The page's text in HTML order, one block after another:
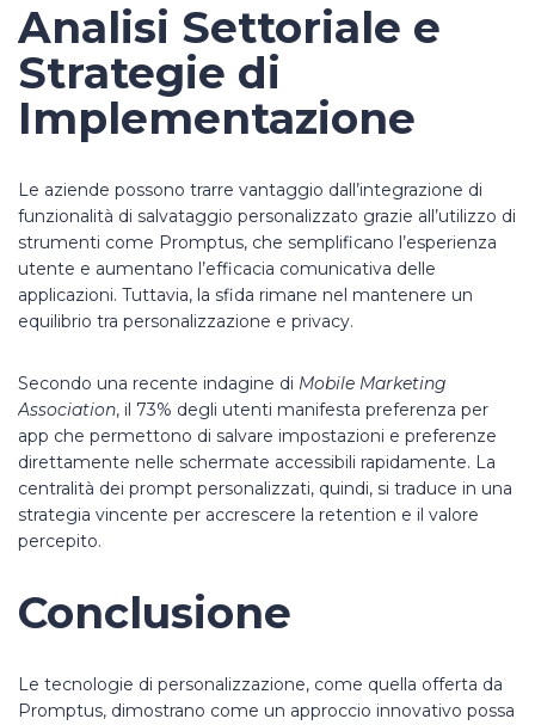
Analisi Settoriale e
Strategie di
Implementazione
Le aziende possono trarre vantaggio dall’integrazione di
funzionalità di salvataggio personalizzato grazie all’utilizzo di
strumenti come Promptus, che semplificano l’esperienza
utente e aumentano l’efficacia comunicativa delle
applicazioni. Tuttavia, la sfida rimane nel mantenere un
equilibrio tra personalizzazione e privacy.
Secondo una recente indagine di Mobile Marketing
Association, il 73% degli utenti manifesta preferenza per
app che permettono di salvare impostazioni e preferenze
direttamente nelle schermate accessibili rapidamente. La
centralità dei prompt personalizzati, quindi, si traduce in una
strategia vincente per accrescere la retention e il valore
percepito.
Conclusione
Le tecnologie di personalizzazione, come quella offerta da
Promptus, dimostrano come un approccio innovativo possa